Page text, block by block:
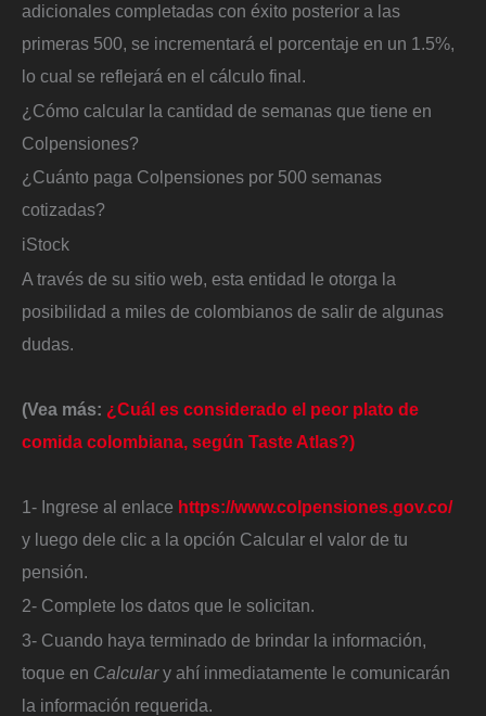
adicionales completadas con éxito posterior a las
primeras 500, se incrementará el porcentaje en un 1.5%,
lo cual se reflejará en el cálculo final.
¿Cómo calcular la cantidad de semanas que tiene en
Colpensiones?
¿Cuánto paga Colpensiones por 500 semanas
cotizadas?
iStock
A través de su sitio web, esta entidad le otorga la
posibilidad a miles de colombianos de salir de algunas
dudas.
(Vea más: ¿Cuál es considerado el peor plato de
comida colombiana, según Taste Atlas?)
1- Ingrese al enlace https://www.colpensiones.gov.co/
y luego dele clic a la opción Calcular el valor de tu
pensión.
2- Complete los datos que le solicitan.
3- Cuando haya terminado de brindar la información,
toque en Calculary ahí inmediatamente le comunicarán
la información requerida.